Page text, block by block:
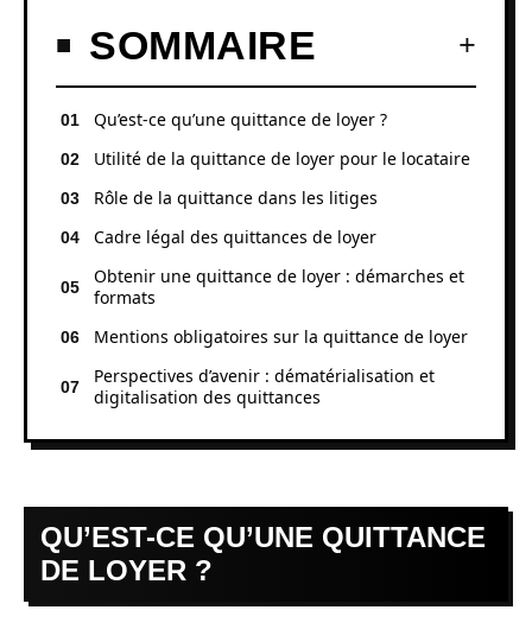
SOMMAIRE
Qu’est-ce qu’une quittance de loyer ?
Utilité de la quittance de loyer pour le locataire
Rôle de la quittance dans les litiges
Cadre légal des quittances de loyer
Obtenir une quittance de loyer : démarches et
formats
Mentions obligatoires sur la quittance de loyer
Perspectives d’avenir : dématérialisation et
digitalisation des quittances
QU’EST-CE QU’UNE QUITTANCE
DE LOYER ?